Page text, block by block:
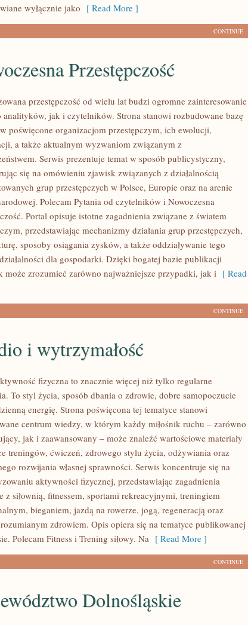
wyłącznie jako [ Read More ]
CONTINUE
Przestępczość
przestępczość od wielu lat budzi ogromne zainteresowanie
analityków, jak i czytelników. Strona stanowi rozbudowane bazę
poświęcone organizacjom przestępczym, ich ewolucji,
a także aktualnym wyzwaniom związanym z
Serwis prezentuje temat w sposób publicystyczny,
się na omówieniu zjawisk związanych z działalnością
grup przestępczych w Polsce, Europie oraz na arenie
Polecam Pytania od czytelników i Nowoczesna
Portal opisuje istotne zagadnienia związane z światem
przedstawiając mechanizmy działania grup przestępczych,
sposoby osiągania zysków, a także oddziaływanie tego
dla gospodarki. Dzięki bogatej bazie publikacji
może zrozumieć zarówno najważniejsze przypadki, jak i [ Read
CONTINUE
i wytrzymałość
fizyczna to znacznie więcej niż tylko regularne
To styl życia, sposób dbania o zdrowie, dobre samopoczucie
energię. Strona poświęcona tej tematyce stanowi
centrum wiedzy, w którym każdy miłośnik ruchu – zarówno
jak i zaawansowany – może znaleźć wartościowe materiały
treningów, ćwiczeń, zdrowego stylu życia, odżywiania oraz
rozwijania własnej sprawności. Serwis koncentruje się na
aktywności fizycznej, przedstawiając zagadnienia
z siłownią, fitnessem, sportami rekreacyjnymi, treningiem
bieganiem, jazdą na rowerze, jogą, regeneracją oraz
zdrowiem. Opis opiera się na tematyce publikowanej
Polecam Fitness i Trening siłowy. Na [ Read More ]
CONTINUE
Dolnośląskie